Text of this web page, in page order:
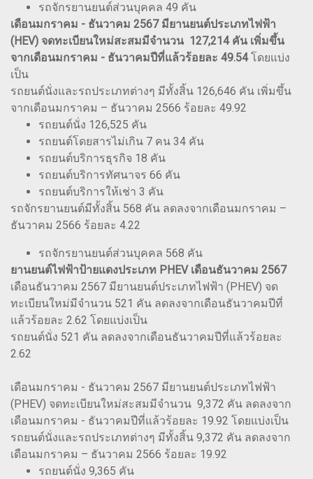
รถจักรยานยนต์ส่วนบุคคล 49 คัน
เดือนมกราคม - ธันวาคม 2567 มียานยนต์ประเภทไฟฟ้า
(HEV) จดทะเบียนใหม่สะสมมีจำนวน 127,214 คัน เพิ่มขึ้น
จากเดือนมกราคม - ธันวาคมปีที่แล้วร้อยละ 49.54โดยแบ่ง
เป็น
รถยนต์นั่งและรถประเภทต่างๆ มีทั้งสิ้น 126,646 คัน เพิ่มขึ้น
จากเดือนมกราคม – ธันวาคม 2566 ร้อยละ 49.92
รถยนต์นั่ง 126,525 คัน
รถยนต์โดยสารไม่เกิน 7 คน 34 คัน
รถยนต์บริการธุรกิจ 18 คัน
รถยนต์บริการทัศนาจร 66 คัน
รถยนต์บริการให้เช่า 3 คัน
รถจักรยานยนต์มีทั้งสิ้น 568 คัน ลดลงจากเดือนมกราคม –
ธันวาคม 2566 ร้อยละ 4.22
รถจักรยานยนต์ส่วนบุคคล 568 คัน
ยานยนต์ไฟฟ้าป้ายแดงประเภท PHEV เดือนธันวาคม 2567
เดือนธันวาคม 2567 มียานยนต์ประเภทไฟฟ้า (PHEV) จด
ทะเบียนใหม่มีจำนวน 521 คัน ลดลงจากเดือนธันวาคมปีที่
แล้วร้อยละ 2.62 โดยแบ่งเป็น
รถยนต์นั่ง 521 คัน ลดลงจากเดือนธันวาคมปีที่แล้วร้อยละ
2.62
เดือนมกราคม - ธันวาคม 2567 มียานยนต์ประเภทไฟฟ้า
(PHEV) จดทะเบียนใหม่สะสมมีจำนวน 9,372 คัน ลดลงจาก
เดือนมกราคม - ธันวาคมปีที่แล้วร้อยละ 19.92 โดยแบ่งเป็น
รถยนต์นั่งและรถประเภทต่างๆ มีทั้งสิ้น 9,372 คัน ลดลงจาก
เดือนมกราคม – ธันวาคม 2566 ร้อยละ 19.92
รถยนต์นั่ง 9,365 คัน